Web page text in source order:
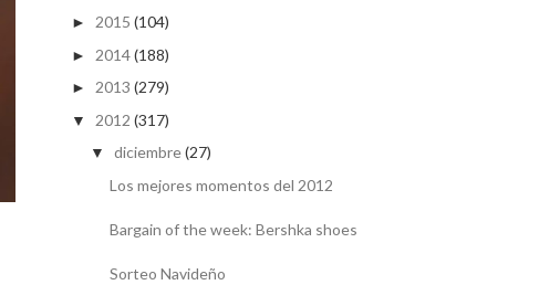
► 2015 (104)
► 2014(188)
► 2013 (279)
▼ 2012 (317)
▼ diciembre(27)
Los mejores momentos del 2012
Bargain of the week: Bershka shoes
Sorteo Navideño